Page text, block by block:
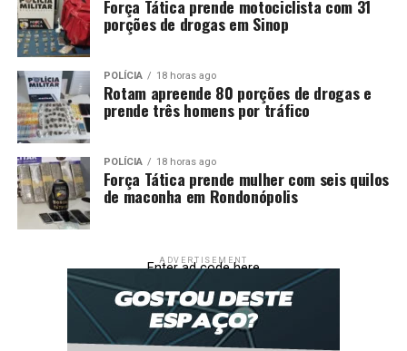
Força Tática prende motociclista com 31
porções de drogas em Sinop
POLÍCIA 18 horas ago
Rotam apreende 80 porções de drogas e
prende três homens por tráfico
POLÍCIA 18 horas ago
Força Tática prende mulher com seis quilos
de maconha em Rondonópolis
ADVERTISEMENT
Enter ad code here